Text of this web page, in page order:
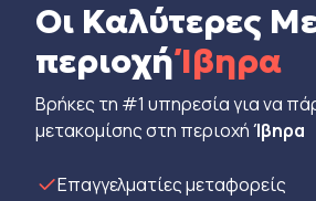
Οι Καλύτερες
περιοχήΊβηρα
Βρήκες τη #1 υπηρεσία για να
μετακομίσης στη περιοχήΊβηρα
Eπαγγελματίες μεταφορείς